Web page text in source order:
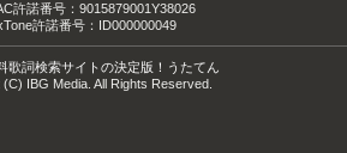
許諾番号：9015879001Y38026
許諾番号：ID000000049
歌詞検索サイトの決定版！うたてん
IBG Media. All Rights Reserved.